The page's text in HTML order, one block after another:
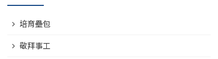
培育壘包
敬拜事工